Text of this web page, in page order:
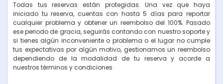
Todas tus reservas están protegidas. Una vez que haya
iniciado tu reserva, cuentas con hasta 5 días para reportar
cualquier problema y obtener un reembolso del 100%. Pasado
ese periodo de gracia, seguirás contando con nuestro soporte y
si tienes algún inconveniente o problema o el lugar no cumple
tus expectativas por algún motivo, gestionamos un reembolso
dependiendo de la modalidad de tu reserva y acorde a
nuestros términos y condiciones